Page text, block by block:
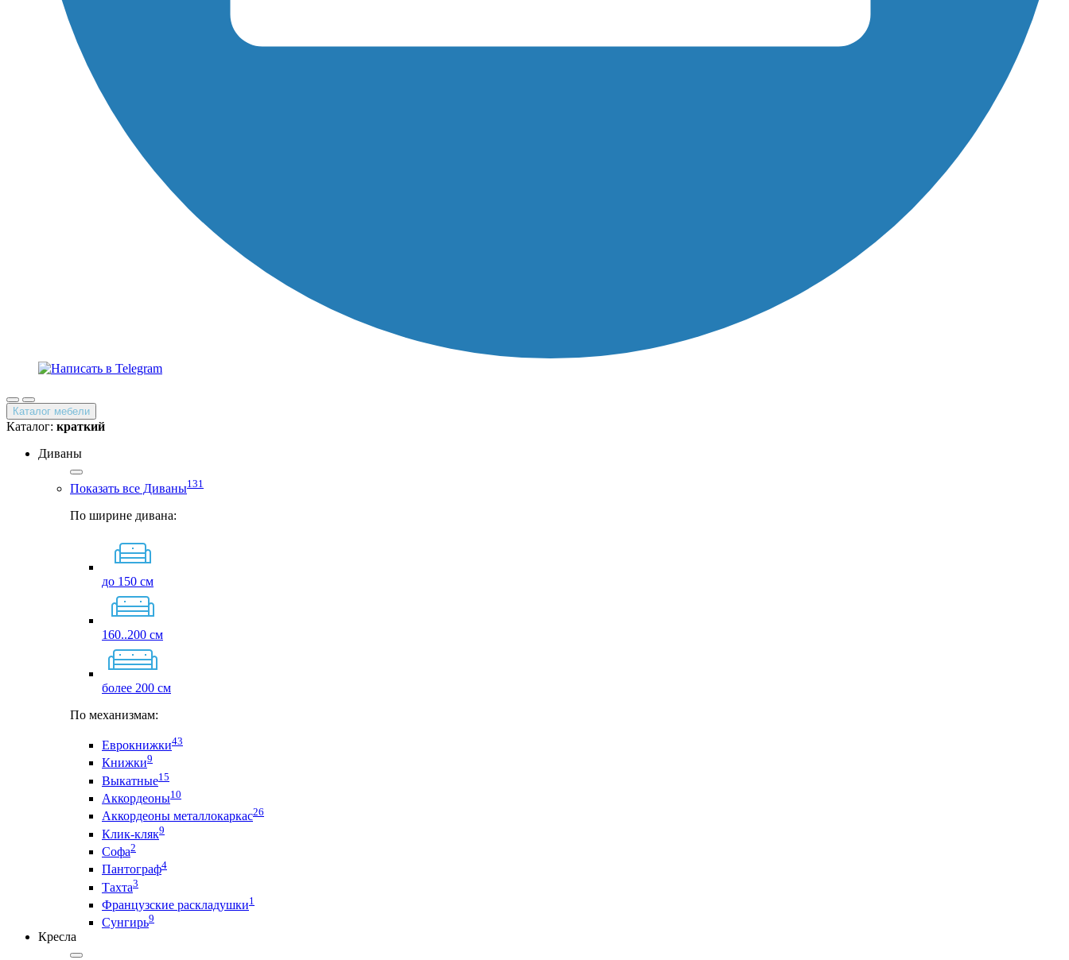
Каталог мебели
Каталог: краткий
Диваны
Показать все Диваны131
По ширине дивана:
до 150 см
160..200 см
более 200 см
По механизмам:
Еврокнижки43
Книжки9
Выкатные15
Аккордеоны10
Аккордеоны металлокаркас26
Клик-кляк9
Софа2
Пантограф4
Тахта3
Французские раскладушки1
Сунгирь9
Кресла